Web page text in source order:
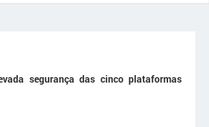
segurança das cinco plataformas